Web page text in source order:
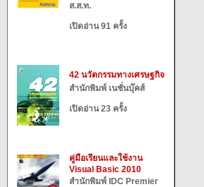
ส.ส.ท.
เปิดอ่าน 91 ครั้ง
42 นวัตกรรมทางเศรษฐกิจ
สำนักพิมพ์ เนชั่นบุ๊คส์
เปิดอ่าน 23 ครั้ง
คู่มือเรียนและใช้งาน
Visual Basic 2010
สำนักพิมพ์ IDC Premier